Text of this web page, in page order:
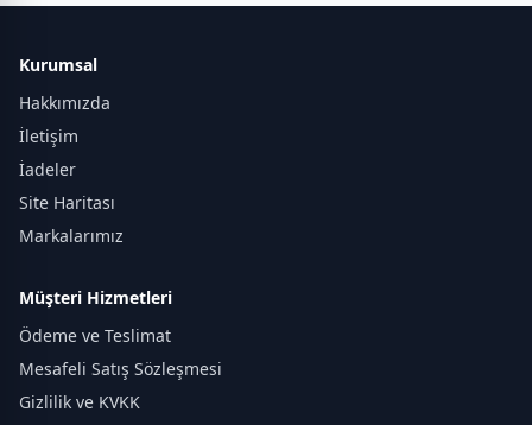
Kurumsal
Hakkımızda
İletişim
İadeler
Site Haritası
Markalarımız
Müşteri Hizmetleri
Ödeme ve Teslimat
Mesafeli Satış Sözleşmesi
Gizlilik ve KVKK